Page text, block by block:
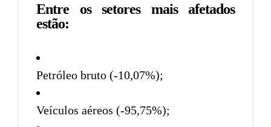
Entre os setores mais afetados
estão:
Petróleo bruto (-10,07%);
Veículos aéreos (-95,75%);